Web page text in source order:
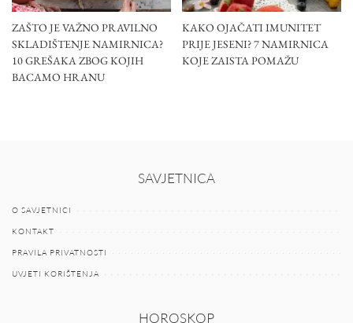
ZAŠTO JE VAŽNO PRAVILNO
SKLADIŠTENJE NAMIRNICA?
10 GREŠAKA ZBOG KOJIH
BACAMO HRANU
KAKO OJAČATI IMUNITET
PRIJE JESENI? 7 NAMIRNICA
KOJE ZAISTA POMAŽU
SAVJETNICA
O SAVJETNICI
KONTAKT
PRAVILA PRIVATNOSTI
UVJETI KORIŠTENJA
HOROSKOP